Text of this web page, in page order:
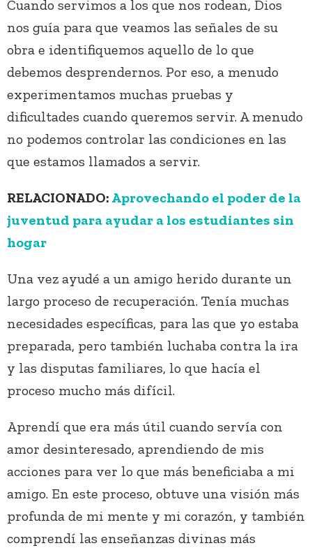
Cuando servimos a los que nos rodean, Dios
nos guía para que veamos las señales de su
obra e identifiquemos aquello de lo que
debemos desprendernos. Por eso, a menudo
experimentamos muchas pruebas y
dificultades cuando queremos servir. A menudo
no podemos controlar las condiciones en las
que estamos llamados a servir.
RELACIONADO: Aprovechando el poder de la
juventud para ayudar a los estudiantes sin
hogar
Una vez ayudé a un amigo herido durante un
largo proceso de recuperación. Tenía muchas
necesidades específicas, para las que yo estaba
preparada, pero también luchaba contra la ira
y las disputas familiares, lo que hacía el
proceso mucho más difícil.
Aprendí que era más útil cuando servía con
amor desinteresado, aprendiendo de mis
acciones para ver lo que más beneficiaba a mi
amigo. En este proceso, obtuve una visión más
profunda de mi mente y mi corazón, y también
comprendí las enseñanzas divinas más